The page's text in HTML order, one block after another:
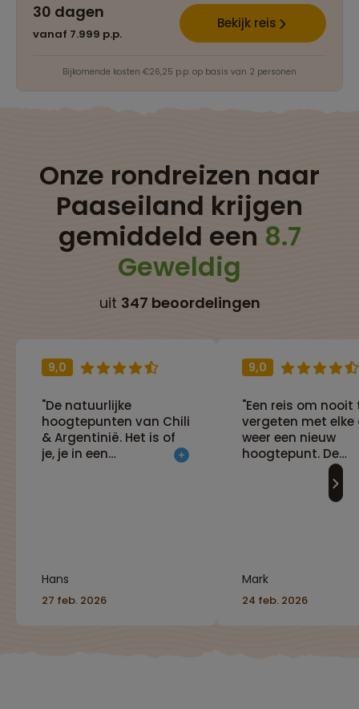
30 dagen
vanaf 7.999 p.p.
Bekijk reis
Bijkomende kosten €26,25 p.p. op basis van 2 personen
Onze rondreizen naar
Paaseiland krijgen
gemiddeld een 8.7
Geweldig
uit 347 beoordelingen
9,0
"De natuurlijke
hoogtepunten van Chili
& Argentinië. Het is of
je, je in een
Hans
27 feb. 2026
9,0
"Een reis om nooit
vergeten met
weer een nieuw
hoogtepunt. De
uitgestrektheid en
leegte van
maken indruk, de
Het Tapati
wat tegen."
Mark
24 feb. 2026